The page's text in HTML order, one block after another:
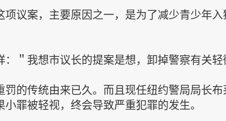
项议案，主要原因之一，是为了减少青少年
：＂我想市议长的提案是想，卸掉警察有关轻
罚的传统由来已久。而且现任纽约警局局长
罪被轻视，终会导致严重犯罪的发生。